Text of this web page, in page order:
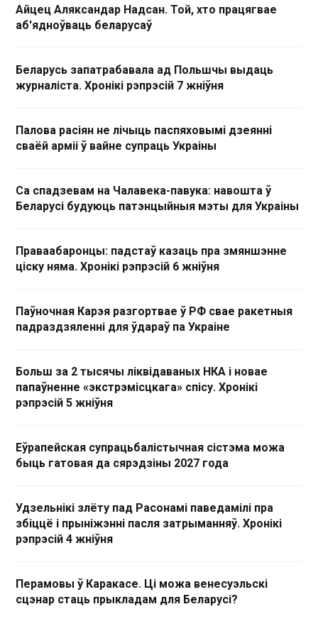
Айцец Аляксандар Надсан. Той, хто працягвае
аб'ядноўваць беларусаў
Беларусь запатрабавала ад Польшчы выдаць
журналіста. Хронікі рэпрэсій 7 жніўня
Палова расіян не лічыць паспяховымі дзеянні
сваёй арміі ў вайне супраць Украіны
Са спадзевам на Чалавека-павука: навошта ў
Беларусі будуюць патэнцыйныя мэты для Украіны
Праваабаронцы: падстаў казаць пра змяншэнне
ціску няма. Хронікі рэпрэсій 6 жніўня
Паўночная Карэя разгортвае ў РФ свае ракетныя
падраздзяленні для ўдараў па Украіне
Больш за 2 тысячы ліквідаваных НКА і новае
папаўненне «экстрэмісцкага» спісу. Хронікі
рэпрэсій 5 жніўня
Еўрапейская супрацьбалістычная сістэма можа
быць гатовая да сярэдзіны 2027 года
Удзельнікі злёту пад Расонамі паведамілі пра
збіццё і прыніжэнні пасля затрыманняў. Хронікі
рэпрэсій 4 жніўня
Перамовы ў Каракасе. Ці можа венесуэльскі
сцэнар стаць прыкладам для Беларусі?